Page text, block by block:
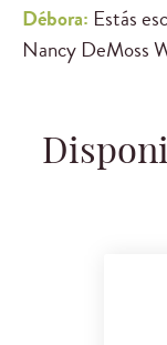
Débora: Estás
Nancy DeMoss